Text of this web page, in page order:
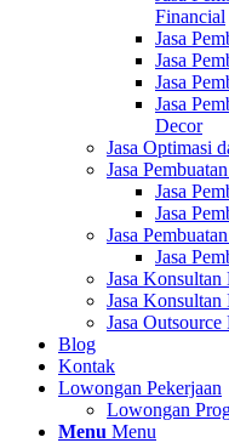
Financial
Jasa
Jasa
Jasa
Jasa
Decor
Jasa Optimasi
Jasa
Jasa
Jasa
Jasa
Jasa
Jasa
Jasa Konsultan
Jasa
Blog
Kontak
Lowongan Pekerjaan
Lowongan
Menu Menu